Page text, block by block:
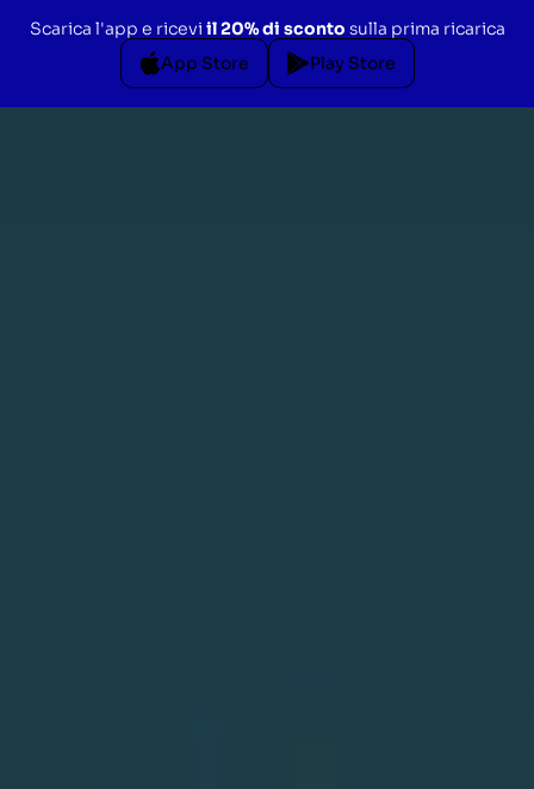
Scarica l'app e ricevi il 20% di sconto sulla prima ricarica
App Store
Play Store